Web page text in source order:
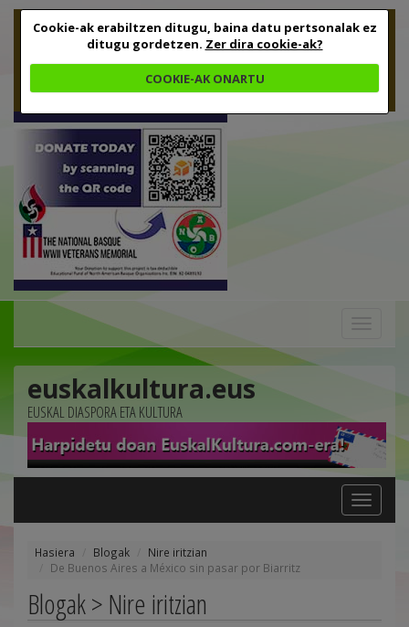
Cookie-ak erabiltzen ditugu, baina datu pertsonalak ez
ditugu gordetzen. Zer dira cookie-ak?
COOKIE-AK ONARTU
euskalkultura.eus
EUSKAL DIASPORA ETA KULTURA
Toggle
navigation
Hasiera Blogak
Nire iritzian
De Buenos Aires a México sin pasar por Biarritz
Blogak > Nire iritzian